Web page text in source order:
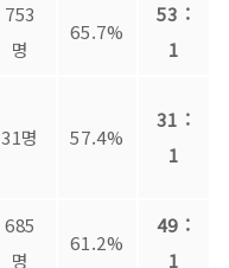
753
명
65.7%
53 :
1
31명 57.4%
31 :
1
685
명
61.2%
49 :
1